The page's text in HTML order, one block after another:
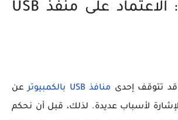
الحل الثاني: الاعتماد على منفذ USB
تتوقف إحدى منافذ USB بالكمبيوتر
عن
لأسباب عديدة. لذلك، قبل أن نحكم